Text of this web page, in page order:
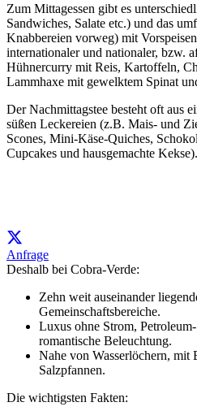
Zum Mittagessen gibt es
Sandwiches, Salate etc.) und das
Knabbereien vorweg) mit
internationaler und nationaler, bzw.
Hühnercurry mit Reis, Kartoffeln,
Lammhaxe mit gewelktem Spinat
Der Nachmittagstee besteht oft aus
süßen Leckereien (z.B. Mais- und
Scones, Mini-Käse-Quiches,
Cupcakes und hausgemachte Kekse).
Anfrage
Deshalb bei Cobra-Verde:
Zehn weit auseinander
Gemeinschaftsbereiche.
Luxus ohne Strom,
romantische Beleuchtung.
Nahe von Wasserlöchern,
Salzpfannen.
Die wichtigsten Fakten: